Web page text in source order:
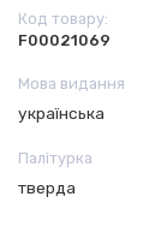
Код товару:
F00021069
Мова видання
українська
Палітурка
тверда